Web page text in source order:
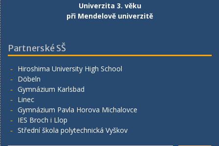
Univerzita 3. věku
při Mendelově univerzitě
Partnerské SŠ
Hiroshima University High School
Döbeln
Gymnázium Karlsbad
Linec
Gymnázium Pavla Horova Michalovce
IES Broch i Llop
Střední škola polytechnická Vyškov